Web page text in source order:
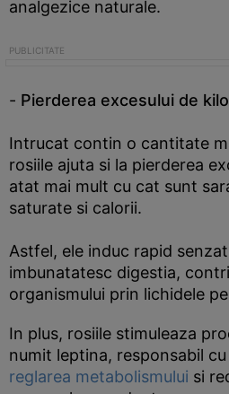
analgezice naturale.
- Pierderea excesului de
Intrucat contin o cantitate
rosiile ajuta si la pierderea
atat mai mult cu cat sunt
saturate si calorii.
Astfel, ele induc rapid
imbunatatesc digestia,
organismului prin lichidele
In plus, rosiile stimuleaza
numit leptina, responsabil
reglarea metabolismului si